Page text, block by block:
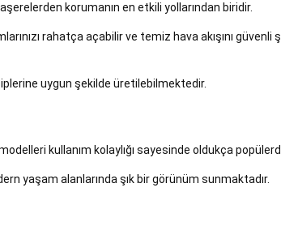
korumanın en etkili yollarından biridir.
rahatça açabilir ve temiz hava akışını güvenli
uygun şekilde üretilebilmektedir.
kullanım kolaylığı sayesinde oldukça
yaşam alanlarında şık bir görünüm sunmaktadır.